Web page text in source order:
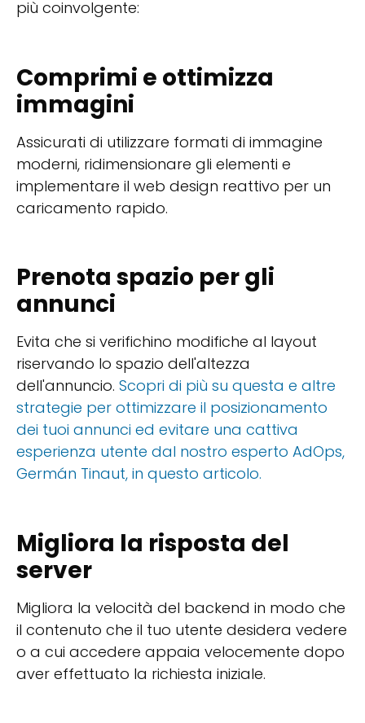
più coinvolgente:
Comprimi e ottimizza
immagini
Assicurati di utilizzare formati di immagine
moderni, ridimensionare gli elementi e
implementare il web design reattivo per un
caricamento rapido.
Prenota spazio per gli
annunci
Evita che si verifichino modifiche al layout
riservando lo spazio dell'altezza
dell'annuncio. Scopri di più su questa e altre
strategie per ottimizzare il posizionamento
dei tuoi annunci ed evitare una cattiva
esperienza utente dal nostro esperto AdOps,
Germán Tinaut, in questo articolo.
Migliora la risposta del
server
Migliora la velocità del backend in modo che
il contenuto che il tuo utente desidera vedere
o a cui accedere appaia velocemente dopo
aver effettuato la richiesta iniziale.